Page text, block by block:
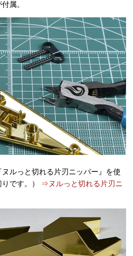
属。
ルっと切れる片刃ニッパー』を使
です。） ⇒ヌルっと切れる片刃ニ